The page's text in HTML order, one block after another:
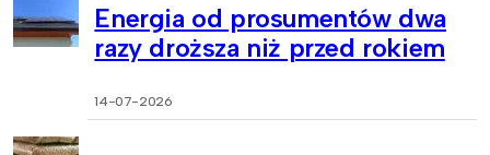
Energia od prosumentów dwa
razy droższa niż przed rokiem
14-07-2026